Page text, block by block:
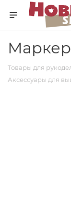
Товары для
Аксессуары для